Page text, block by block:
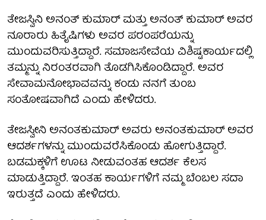
ತೇಜಸ್ವಿನಿ ಅನಂತ್ ಕುಮಾರ್ ಮತ್ತು ಅನಂತ್ ಕುಮಾರ್ ಅವರ
ನೂರಾರು ಹಿತೈಷಿಗಳು ಅವರ ಪರಂಪರೆಯನ್ನು
ಮುಂದುವರಿಸುತ್ತಿದ್ದಾರೆ. ಸಮಾಜಸೇವೆಯ ವಿಶಿಷ್ಟಕಾರ್ಯದಲ್ಲಿ
ತಮ್ಮನ್ನು ನಿರಂತರವಾಗಿ ತೊಡಗಿಸಿಕೊಂಡಿದ್ದಾರೆ. ಅವರ
ಸೇವಾಮನೋಭಾವವನ್ನು ಕಂಡು ನನಗೆ ತುಂಬ
ಸಂತೋಷವಾಗಿದೆ ಎಂದು ಹೇಳಿದರು.
ತೇಜಸ್ವೀನಿ ಅನಂತಕುಮಾರ್ ಅವರು ಅನಂತಕುಮಾರ್ ಅವರ
ಆದರ್ಶಗಳನ್ನು ಮುಂದುವರೆಸಿಕೊಂಡು ಹೋಗುತ್ತಿದ್ದಾರೆ.
ಬಡಮಕ್ಕಳಿಗೆ ಊಟ ನೀಡುವಂತಹ ಆದರ್ಶ ಕೆಲಸ
ಮಾಡುತ್ತಿದ್ದಾರೆ. ಇಂತಹ ಕಾರ್ಯಗಳಿಗೆ ನಮ್ಮ ಬೆಂಬಲ ಸದಾ
ಇರುತ್ತದೆ ಎಂದು ಹೇಳಿದರು.